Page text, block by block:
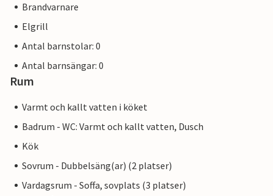
Brandvarnare
Elgrill
Antal barnstolar: 0
Antal barnsängar: 0
Rum
Varmt och kallt vatten i köket
Badrum - WC: Varmt och kallt vatten, Dusch
Kök
Sovrum - Dubbelsäng(ar) (2 platser)
Vardagsrum - Soffa, sovplats (3 platser)